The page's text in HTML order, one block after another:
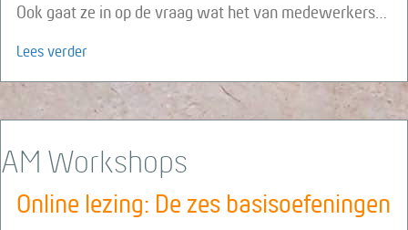
Ook gaat ze in op de vraag wat het van medewerkers…
Lees verder
AM Workshops
Online lezing: De zes basisoefeningen